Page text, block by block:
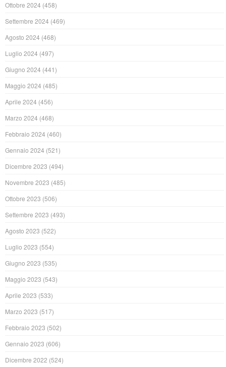
Ottobre 2024 (458)
Settembre 2024 (469)
Agosto 2024 (468)
Luglio 2024 (497)
Giugno 2024 (441)
Maggio 2024 (485)
Aprile 2024 (456)
Marzo 2024 (468)
Febbraio 2024 (460)
Gennaio 2024 (521)
Dicembre 2023 (494)
Novembre 2023 (485)
Ottobre 2023 (506)
Settembre 2023 (493)
Agosto 2023 (522)
Luglio 2023 (554)
Giugno 2023 (535)
Maggio 2023 (543)
Aprile 2023 (533)
Marzo 2023 (517)
Febbraio 2023 (502)
Gennaio 2023 (606)
Dicembre 2022 (524)